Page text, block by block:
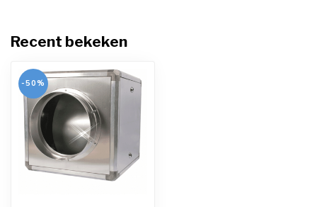
Recent bekeken
-50%